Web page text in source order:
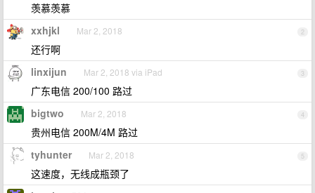
羡慕羡慕
2
xxhjkl Mar 2, 2018
还行啊
3
linxijun Mar 2, 2018 via iPad
广东电信 200/100 路过
4
bigtwo Mar 2, 2018
贵州电信 200M/4M 路过
5
tyhunter Mar 2, 2018
这速度，无线成瓶颈了